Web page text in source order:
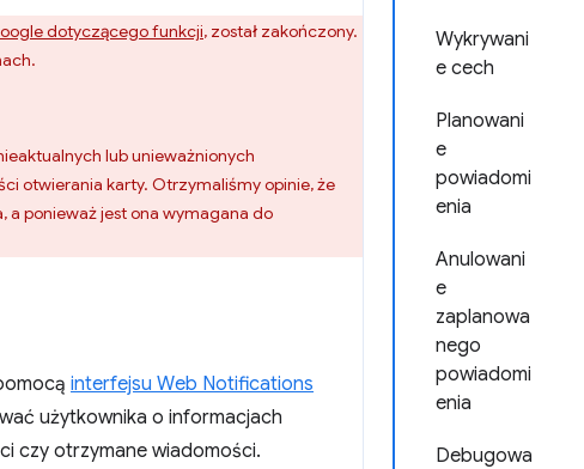
Wykrywani
e cech
Planowani
e
powiadomi
enia
Anulowani
e
zaplanowa
nego
powiadomi
enia
Debugowa
dotyczącego funkcji, został zakończony.
lub unieważnionych
otwierania karty. Otrzymaliśmy opinie, że
a ponieważ jest ona wymagana do
interfejsu Web Notifications
użytkownika o informacjach
czy otrzymane wiadomości.